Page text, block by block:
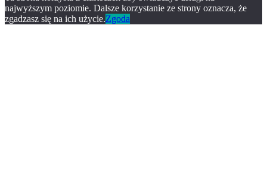
najwyższym poziomie. Dalsze korzystanie ze strony oznacza, że
zgadzasz się na ich użycie.Zgoda